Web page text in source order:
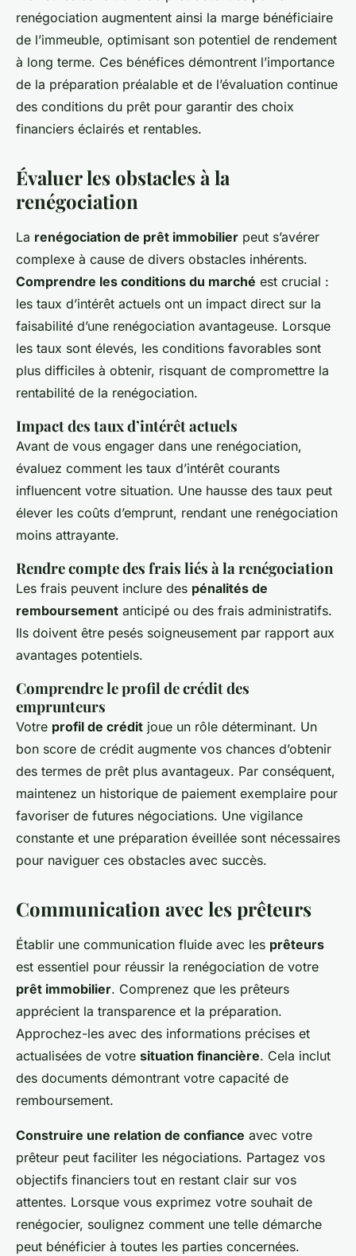
renégociation augmentent ainsi la marge bénéficiaire
de l’immeuble, optimisant son potentiel de rendement
à long terme. Ces bénéfices démontrent l’importance
de la préparation préalable et de l’évaluation continue
des conditions du prêt pour garantir des choix
financiers éclairés et rentables.
Évaluer les obstacles à la
renégociation
La renégociation de prêt immobilier peut s’avérer
complexe à cause de divers obstacles inhérents.
Comprendre les conditions du marché est crucial :
les taux d’intérêt actuels ont un impact direct sur la
faisabilité d’une renégociation avantageuse. Lorsque
les taux sont élevés, les conditions favorables sont
plus difficiles à obtenir, risquant de compromettre la
rentabilité de la renégociation.
Impact des taux d’intérêt actuels
Avant de vous engager dans une renégociation,
évaluez comment les taux d’intérêt courants
influencent votre situation. Une hausse des taux peut
élever les coûts d’emprunt, rendant une renégociation
moins attrayante.
Rendre compte des frais liés à la renégociation
Les frais peuvent inclure des pénalités de
remboursement anticipé ou des frais administratifs.
Ils doivent être pesés soigneusement par rapport aux
avantages potentiels.
Comprendre le profil de crédit des
emprunteurs
Votre profil de crédit joue un rôle déterminant. Un
bon score de crédit augmente vos chances d’obtenir
des termes de prêt plus avantageux. Par conséquent,
maintenez un historique de paiement exemplaire pour
favoriser de futures négociations. Une vigilance
constante et une préparation éveillée sont nécessaires
pour naviguer ces obstacles avec succès.
Communication avec les prêteurs
Établir une communication fluide avec les prêteurs
est essentiel pour réussir la renégociation de votre
prêt immobilier. Comprenez que les prêteurs
apprécient la transparence et la préparation.
Approchez-les avec des informations précises et
actualisées de votre situation financière. Cela inclut
des documents démontrant votre capacité de
remboursement.
Construire une relation de confiance avec votre
prêteur peut faciliter les négociations. Partagez vos
objectifs financiers tout en restant clair sur vos
attentes. Lorsque vous exprimez votre souhait de
renégocier, soulignez comment une telle démarche
peut bénéficier à toutes les parties concernées.